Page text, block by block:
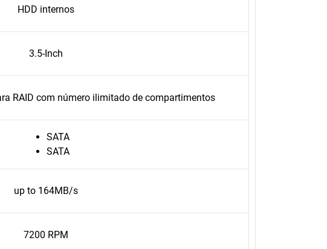
HDD internos
3.5-Inch
RAID com número ilimitado de compartimentos
SATA
SATA
up to 164MB/s
7200 RPM